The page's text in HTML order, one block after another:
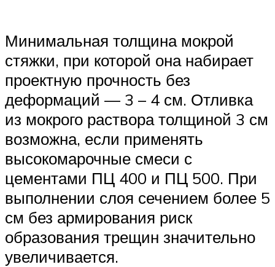
Минимальная толщина мокрой
стяжки, при которой она набирает
проектную прочность без
деформаций — 3 – 4 см. Отливка
из мокрого раствора толщиной 3 см
возможна, если применять
высокомарочные смеси с
цементами ПЦ 400 и ПЦ 500. При
выполнении слоя сечением более 5
см без армирования риск
образования трещин значительно
увеличивается.